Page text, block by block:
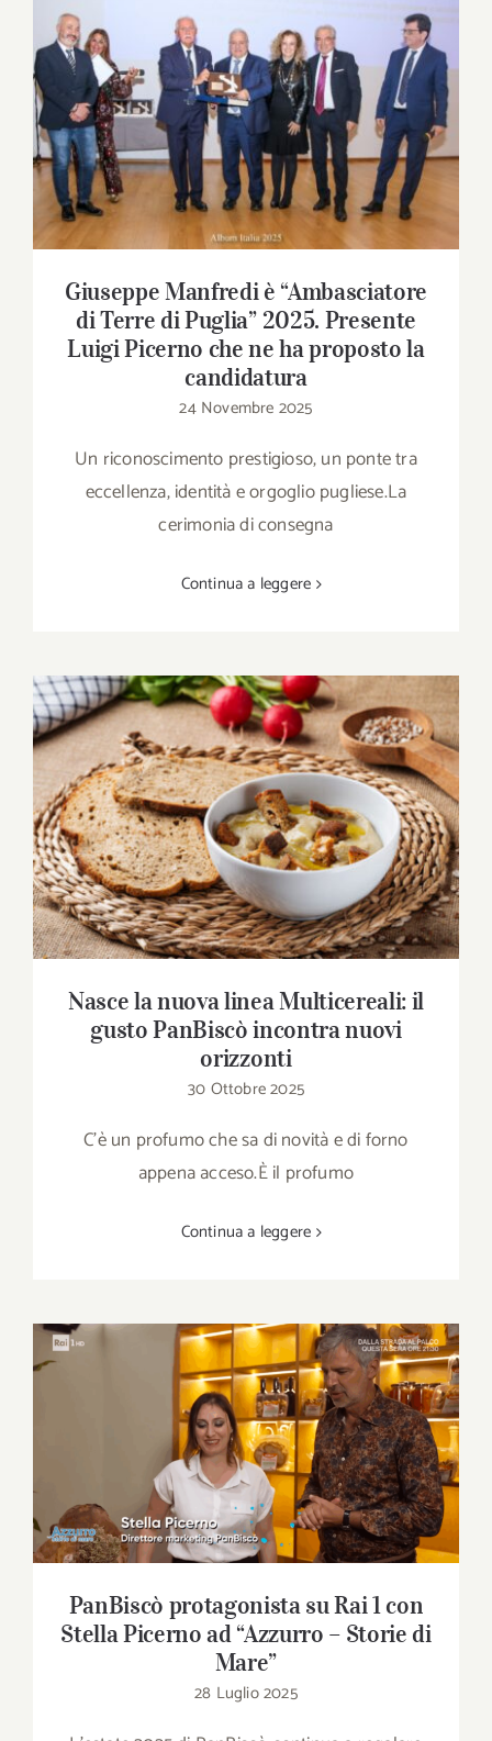
Giuseppe Manfredi è “Ambasciatore di
Terre di Puglia” 2025. Presente Luigi
Picerno che ne ha proposto la candidatura
Giuseppe Manfredi è “Ambasciatore
di Terre di Puglia” 2025. Presente
Luigi Picerno che ne ha proposto la
candidatura
24 Novembre 2025
Un riconoscimento prestigioso, un ponte tra
eccellenza, identità e orgoglio pugliese.La
cerimonia di consegna
Continua a leggere
Nasce la nuova linea Multicereali: il gusto
PanBiscò incontra nuovi orizzonti
Nasce la nuova linea Multicereali: il
gusto PanBiscò incontra nuovi
orizzonti
30 Ottobre 2025
C’è un profumo che sa di novità e di forno
appena acceso.È il profumo
Continua a leggere
PanBiscò protagonista su Rai 1 con Stella
Picerno ad “Azzurro – Storie di Mare”
PanBiscò protagonista su Rai 1 con
Stella Picerno ad “Azzurro – Storie di
Mare”
28 Luglio 2025